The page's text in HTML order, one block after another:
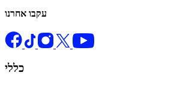
עקבו אחרנו
כללי